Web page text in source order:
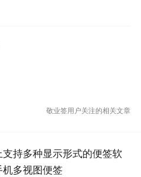
敬业签用户关注的相关文章
支持多种显示形式的便签软
机多视图便签